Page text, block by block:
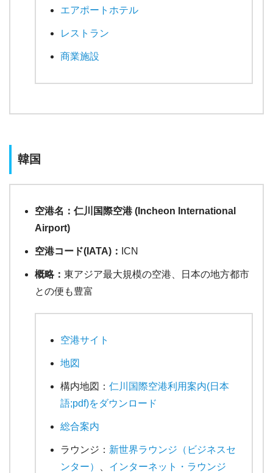
エアポートホテル
レストラン
商業施設
韓国
空港名：仁川国際空港 (Incheon International
Airport)
空港コード(IATA)： ICN
概略： 東アジア最大規模の空港、日本の地方都市
との便も豊富
空港サイト
地図
構内地図： 仁川国際空港利用案内(日本
語;pdf)をダウンロード
総合案内
ラウンジ： 新世界ラウンジ（ビジネスセ
ンター）
インターネット・ラウンジ